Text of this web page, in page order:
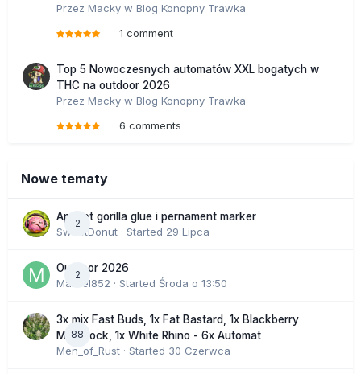
Przez Macky w Blog Konopny Trawka
1 comment
Top 5 Nowoczesnych automatów XXL bogatych w
THC na outdoor 2026
Przez Macky w Blog Konopny Trawka
6 comments
Nowe tematy
2
Apricot gorilla glue i pernament marker
SweetDonut · Started 29 Lipca
2
Outdoor 2026
Marcel852 · Started Środa o 13:50
88
3x mix Fast Buds, 1x Fat Bastard, 1x Blackberry
Moonrock, 1x White Rhino - 6x Automat
Men_of_Rust · Started 30 Czerwca